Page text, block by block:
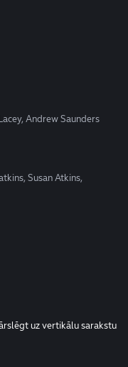
Andrew Saunders
Susan Atkins,
uz vertikālu sarakstu